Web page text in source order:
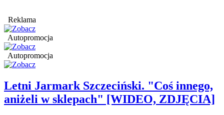
Reklama
Autopromocja
Autopromocja
Letni Jarmark Szczeciński. "Coś innego,
aniżeli w sklepach" [WIDEO, ZDJĘCIA]